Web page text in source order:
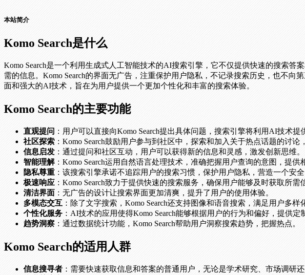
本站简介
Komo Search是什么
Komo Search是一个利用生成式人工智能技术的AI搜索引擎，它不仅提供快速的搜索
需的信息。Komo Search的界面无广告，注重保护用户隐私，不记录搜索历史，也不
面和强大的AI技术，旨在为用户提供一个更加个性化和丰富的搜索体验。
Komo Search的主要功能
直观提问 ：用户可以直接向Komo Search提出具体问题，搜索引擎将利用AI技术提
社区探索 ：Komo Search鼓励用户参与到社区中，探索和加入关于热点话题的讨论
信息启发 ：通过提问和社区互动，用户可以获得新的信息和灵感，激发创新思维。
智能理解：Komo Search运用自然语言处理技术，准确把握用户查询的意图，提供
隐私尊重 ：该搜索引擎承诺不追踪用户的搜索习惯，保护用户隐私，营造一个安
极速响应 ：Komo Search致力于提供快速的搜索服务，确保用户能够及时获取所需
清洁界面 ：无广告的设计让搜索界面更加清爽，提升了用户的使用体验。
多模态交互 ：除了文字搜索，Komo Search还支持图像和语音搜索，满足用户多样
个性化服务 ：AI技术的应用使得Komo Search能够根据用户的行为和偏好，提供定
趋势洞察 ：通过数据统计功能，Komo Search帮助用户洞察搜索趋势，把握热点。
Komo Search的适用人群
信息搜寻者 ：需要快速获取信息和答案的普通用户，无论是学术研究、市场调研还